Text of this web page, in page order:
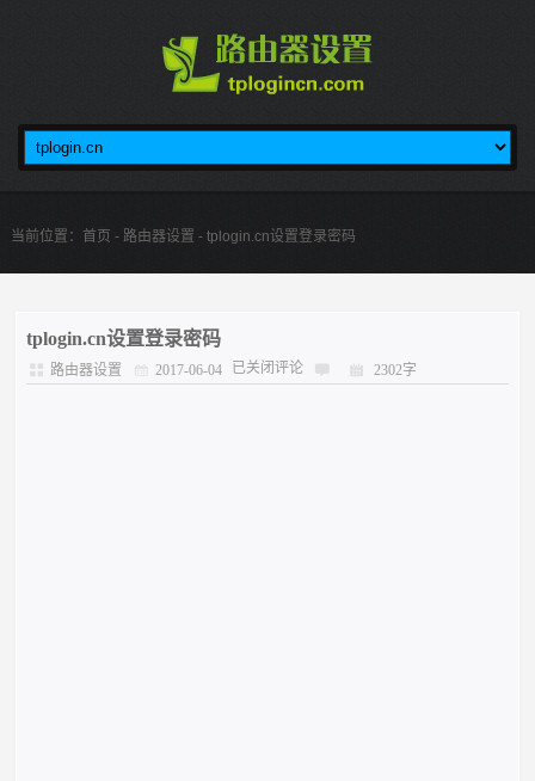
当前位置： 首页 - 路由器设置 - tplogin.cn设置登录密码
tplogin.cn设置登录密码
路由器设置 2017-06-04 已关闭评论 2302字